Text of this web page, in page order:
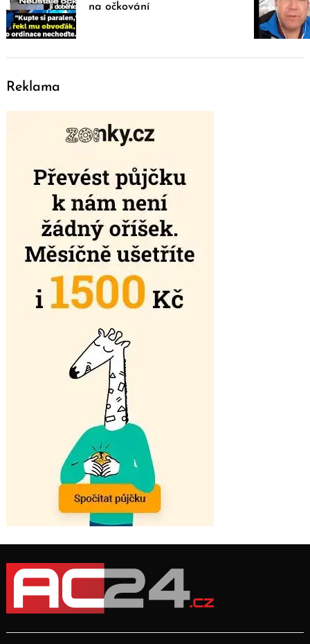
na očkování
Reklama